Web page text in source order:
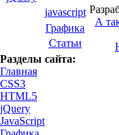
А
javascript
Графика
Статьи
Разделы сайта:
Главная
CSS3
HTML5
jQuery
JavaScript